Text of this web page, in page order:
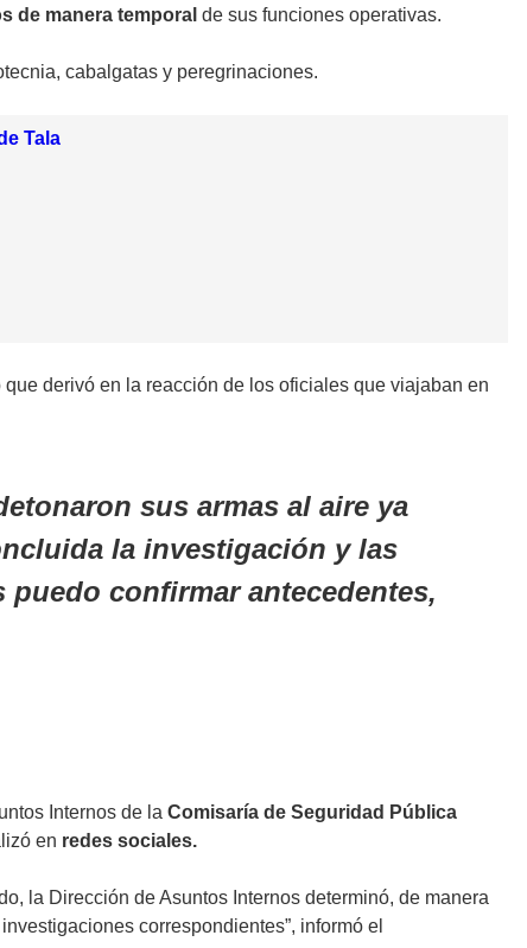
de manera temporal de sus funciones operativas.
cabalgatas y peregrinaciones.
Tala
derivó en la reacción de los oficiales que viajaban en
sus armas al aire ya
la investigación y las
puedo confirmar antecedentes,
Internos de la Comisaría de Seguridad Pública
en redes sociales.
la Dirección de Asuntos Internos determinó, de manera
correspondientes”, informó el